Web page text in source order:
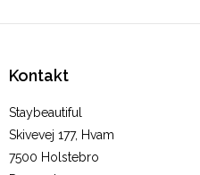
Kontakt
Staybeautiful
Skivevej 177, Hvam
7500 Holstebro